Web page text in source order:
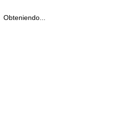
Obteniendo...